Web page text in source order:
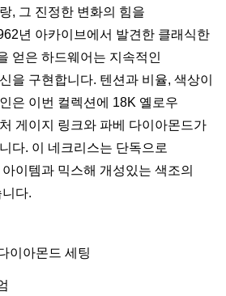
, 그 진정한 변화의 힘을
년 아카이브에서 발견한 클래식한
얻은 하드웨어는 지속적인
을 구현합니다. 텐션과 비율, 색상이
은 이번 컬렉션에 18K 옐로우
게이지 링크와 파베 다이아몬드가
다. 이 네크리스는 단독으로
이템과 믹스해 개성있는 색조의
다.
이아몬드 세팅